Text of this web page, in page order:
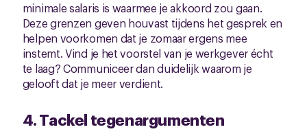
minimale salaris is waarmee je akkoord zou gaan.
Deze grenzen geven houvast tijdens het gesprek en
helpen voorkomen dat je zomaar ergens mee
instemt. Vind je het voorstel van je werkgever écht
te laag? Communiceer dan duidelijk waarom je
gelooft dat je meer verdient.
4. Tackel tegenargumenten